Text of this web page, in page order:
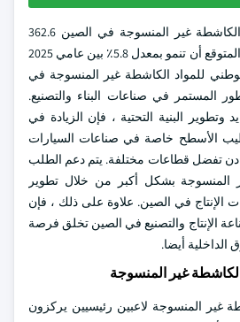
بلغت قيمة سوق المواد الكاشطة غير المنسوجة في الصين 362.6
مليون دولار أمريكي ومن المتوقع أن تنمو بمعدل 5.8٪ بين عامي 2025
الوطني للمواد الكاشطة غير المنسوجة في
المستمر في صناعات البناء والتصنيع.
وتطوير البنية التحتية ، فإن الزيادة في
الأسطح خاصة في صناعات السيارات
تفضل قطاعات مختلفة. يتم دعم الطلب
المنسوجة بشكل أكبر من خلال تطوير
الإنتاج في الصين. علاوة على ذلك ، فإن
الإنتاج والتصنيع في الصين تخلق فرصة
الداخلية أيضا.
غير المنسوجة
غير المنسوجة لاعبين رئيسيين يركزون